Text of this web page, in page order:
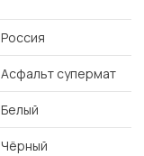
Россия
Асфальт супермат
Белый
Чёрный